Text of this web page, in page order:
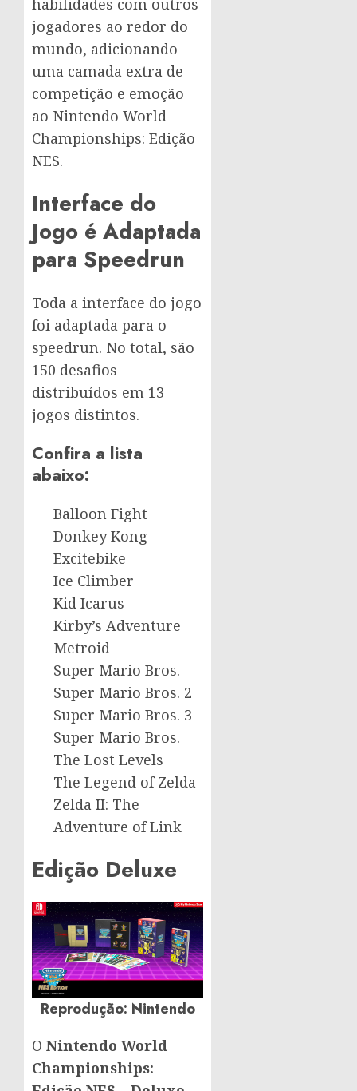
jogadores ao redor do
mundo, adicionando
uma camada extra de
competição e emoção
ao Nintendo World
Championships: Edição
NES.
Interface do
Jogo é Adaptada
para Speedrun
Toda a interface do jogo
foi adaptada para o
speedrun. No total, são
150 desafios
distribuídos em 13
jogos distintos.
Confira a lista
abaixo:
Balloon Fight
Donkey Kong
Excitebike
Ice Climber
Kid Icarus
Kirby’s Adventure
Metroid
Super Mario Bros.
Super Mario Bros. 2
Super Mario Bros. 3
Super Mario Bros.
The Lost Levels
The Legend of Zelda
Zelda II: The
Adventure of Link
Edição Deluxe
Reprodução: Nintendo
O Nintendo World
Championships: